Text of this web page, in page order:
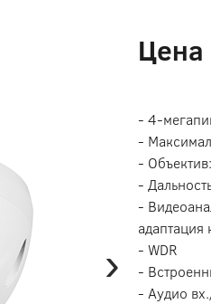
›
Цена
- 4-
-
-
-
-
адаптация
- WDR
-
- Аудио